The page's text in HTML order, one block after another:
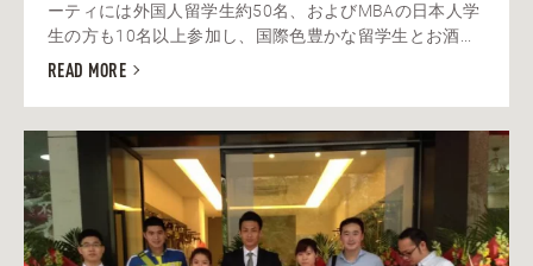
ーティには外国人留学生約50名、およびMBAの日本人学
生の方も10名以上参加し、国際色豊かな留学生とお酒...
READ MORE